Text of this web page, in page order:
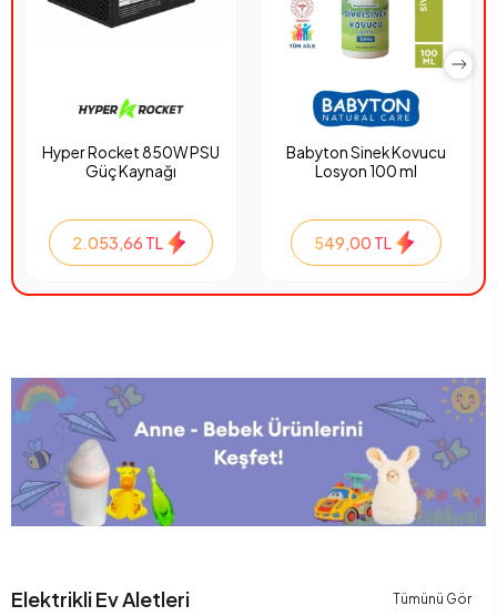
Hyper Rocket 850W PSU
Güç Kaynağı
2.053,66 TL
Babyton Sinek Kovucu
Losyon 100 ml
549,00 TL
Elektrikli Ev Aletleri Tümünü Gör